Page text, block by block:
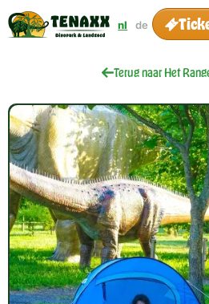
nl de
Terug naar Het